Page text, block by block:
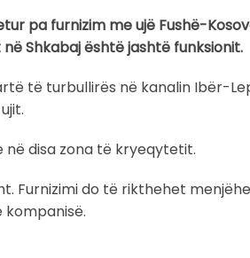
pa furnizim me ujë Fushë-
Shkabaj është jashtë funksionit.
të turbullirës në kanalin Ibër-
në disa zona të kryeqytetit.
Furnizimi do të rikthehet